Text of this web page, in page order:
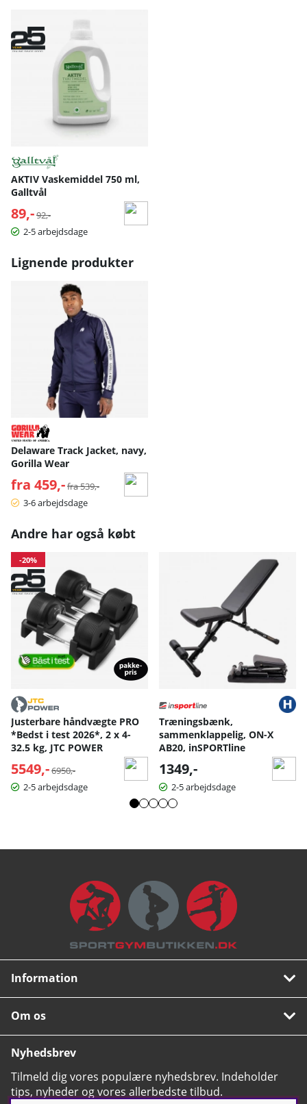
AKTIV Vaskemiddel 750 ml,
Galltvål
89,- Normalpris:
92,-
2-5 arbejdsdage
Lignende produkter
Delaware Track Jacket, navy,
Gorilla Wear
fra 459,- Normalpris:
fra 539,-
3-6 arbejdsdage
Andre har også købt
-20%
Justerbare håndvægte PRO
*Bedst i test 2026*, 2 x 4-
32.5 kg, JTC POWER
5549,- Normalpris:
6950,-
2-5 arbejdsdage
Træningsbænk,
sammenklappelig, ON-X
AB20, inSPORTline
1349,-
2-5 arbejdsdage
Information
Om os
Nyhedsbrev
Tilmeld dig vores populære nyhedsbrev. Indeholder
tips, nyheder og vores allerbedste tilbud.